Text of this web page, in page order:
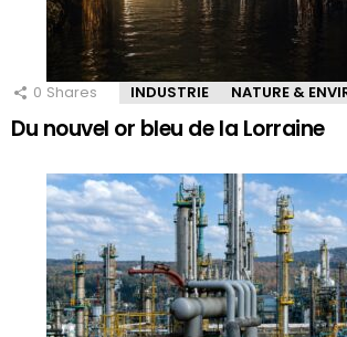
0 Shares INDUSTRIE NATURE &
Du nouvel or bleu de la Lorraine